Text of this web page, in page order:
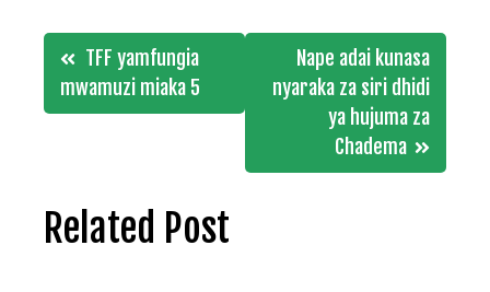
Post
navigation
TFF yamfungia
mwamuzi miaka 5
Nape adai kunasa
nyaraka za siri dhidi
ya hujuma za
Chadema
Related Post